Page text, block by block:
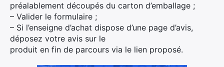
préalablement découpés du carton d’emballage ;
– Valider le formulaire ;
– Si l’enseigne d’achat dispose d’une page d’avis,
déposez votre avis sur le
produit en fin de parcours via le lien proposé.